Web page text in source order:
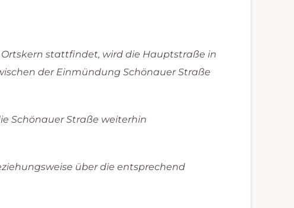
Ortskern stattfindet, wird die Hauptstraße in
der Einmündung Schönauer Straße
Schönauer Straße weiterhin
über die entsprechend